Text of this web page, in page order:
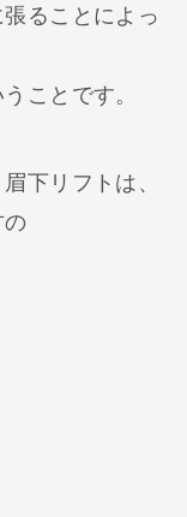
ることによっ
ことです。
下リフトは、
の